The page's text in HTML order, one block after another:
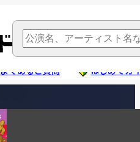
よくあるご質問 はじめてガ